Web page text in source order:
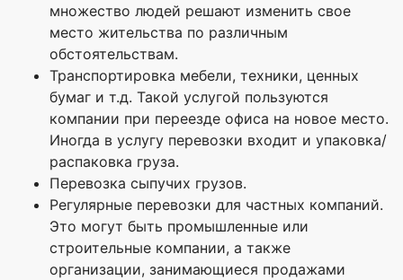
множество людей решают изменить свое
место жительства по различным
обстоятельствам.
Транспортировка мебели, техники, ценных
бумаг и т.д. Такой услугой пользуются
компании при переезде офиса на новое место.
Иногда в услугу перевозки входит и упаковка/
распаковка груза.
Перевозка сыпучих грузов.
Регулярные перевозки для частных компаний.
Это могут быть промышленные или
строительные компании, а также
организации, занимающиеся продажами